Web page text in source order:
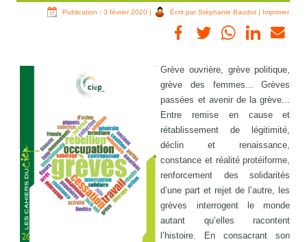
Publication : 3 février 2020 | Écrit par Stéphanie Baudot | Imprimer
Grève ouvrière, grève politique,
grève des femmes... Grèves
passées et avenir de la grève...
Entre remise en cause et
rétablissement de légitimité,
déclin et renaissance,
constance et réalité protéiforme,
renforcement des solidarités
d’une part et rejet de l’autre, les
grèves interrogent le monde
autant qu’elles racontent
l’histoire. En consacrant son